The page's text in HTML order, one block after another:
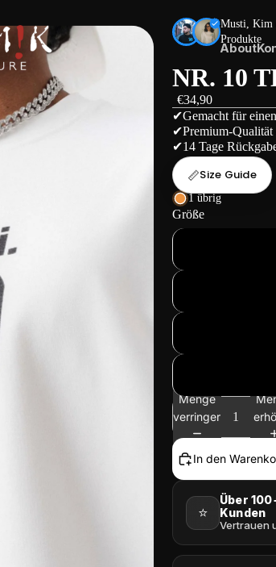
About
Musti, Kim
Produkte
NR. 10
€34,90
✔Gemacht für
✔Premium-
✔14 Tage
📏Size Guide
1 übrig
Größe
Menge
verringern
In den
⭐
Über
Kunden
Vertrauen